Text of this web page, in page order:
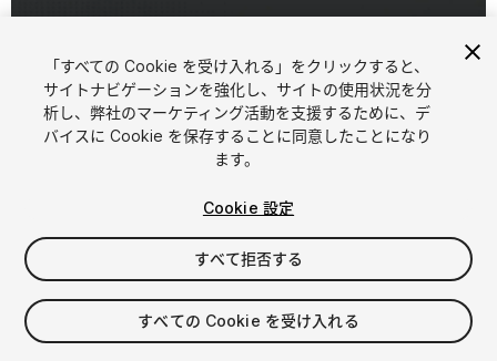
1 /5
$19
シート 1
「すべての Cookie を受け入れる」をクリックすると、
サイトナビゲーションを強化し、サイトの使用状況を分
析し、弊社のマーケティング活動を支援するために、デ
バイスに Cookie を保存することに同意したことになり
ます。
Cookie 設定
すべて拒否する
すべての Cookie を受け入れる